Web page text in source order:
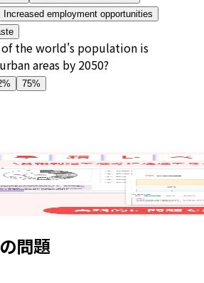
Increased employment opportunities
of the world's population is
areas by 2050?
75%
問題